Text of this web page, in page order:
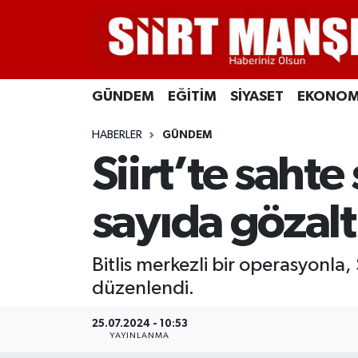
GÜNDEM EĞİTİM SİYASET
HABERLER GÜNDEM
Siirt’te
sayıda
Bitlis merkezli bir operasyonla,
düzenlendi.
25.07.2024 - 10:53
YAYINLANMA
SİYASET
EKONOMİ
İLÇELER
Siirt Nöbetçi Eczaneler
Siirt Hava Durumu
Siirt Namaz Vakitleri
Siirt Trafik Yoğunluk Haritası
Süper Lig Puan Durumu ve Fikstür
Tüm Manşetler